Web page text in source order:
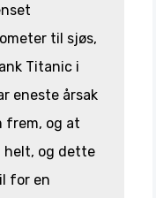
til sjøs,
Titanic i
eneste årsak
frem, og at
helt, og dette
for en